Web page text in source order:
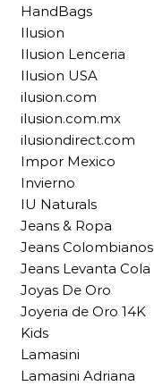
HandBags
Ilusion
Ilusion Lenceria
Ilusion USA
ilusion.com
ilusion.com.mx
ilusiondirect.com
Impor Mexico
Invierno
IU Naturals
Jeans & Ropa
Jeans Colombianos
Jeans Levanta Cola
Joyas De Oro
Joyeria de Oro 14K
Kids
Lamasini
Lamasini Adriana